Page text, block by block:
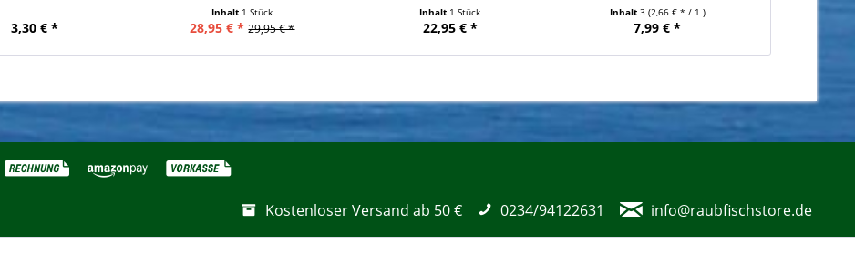
3,30 € *
Inhalt 1 Stück
28,95 € * 29,95 € *
Inhalt 1 Stück
22,95 € *
Inhalt 3 (2,66 € * / 1 )
7,99 € *
Kostenloser Versand ab 50 € 0234/94122631 info@raubfischstore.de